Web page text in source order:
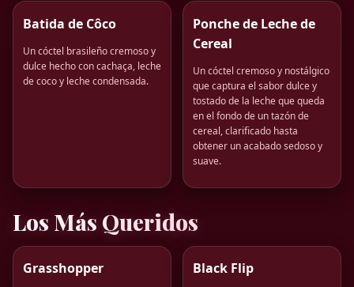
Batida de Côco
Un cóctel brasileño cremoso y
dulce hecho con cachaça, leche
de coco y leche condensada.
Ponche de Leche de
Cereal
Un cóctel cremoso y nostálgico
que captura el sabor dulce y
tostado de la leche que queda
en el fondo de un tazón de
cereal, clarificado hasta
obtener un acabado sedoso y
suave.
Los Más Queridos
Grasshopper Black Flip